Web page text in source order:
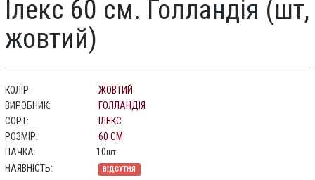
Ілекс 60 см. Голландія (шт,
жовтий)
КОЛІР:
ЖОВТИЙ
ВИРОБНИК:
ГОЛЛАНДІЯ
СОРТ:
ІЛЕКС
РОЗМІР:
60 СМ
ПАЧКА:
10шт
НАЯВНІСТЬ: ВІДСУТНЯ